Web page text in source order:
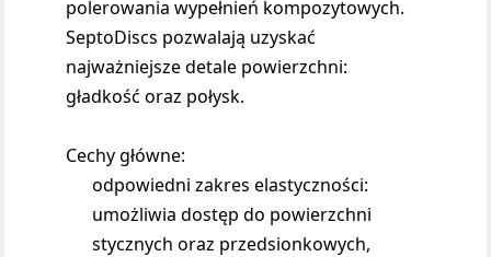
polerowania wypełnień kompozytowych.
SeptoDiscs pozwalają uzyskać
najważniejsze detale powierzchni:
gładkość oraz połysk.
Cechy główne:
odpowiedni zakres elastyczności:
umożliwia dostęp do powierzchni
stycznych oraz przedsionkowych,